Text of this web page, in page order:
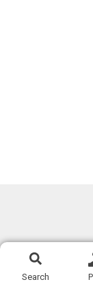
Search